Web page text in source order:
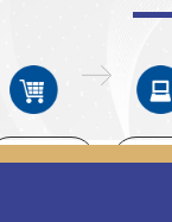
选课 课程